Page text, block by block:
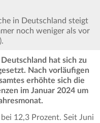
in Deutschland steigt
noch weniger als vor
hat sich zu
Nach vorläufigen
erhöhte sich die
im Januar 2024 um
12,3 Prozent. Seit Juni